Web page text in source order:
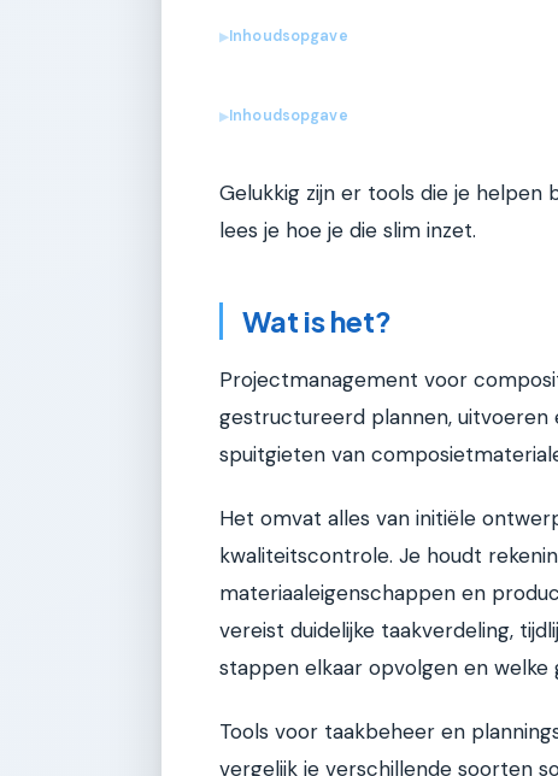
▶Inhoudsopgave
▶Inhoudsopgave
Gelukkig zijn er tools die je helpen
lees je hoe je die slim inzet.
Wat is het?
Projectmanagement voor
gestructureerd plannen,
spuitgieten van
Het omvat alles van initiële
kwaliteitscontrole. Je houdt
materiaaleigenschappen en
vereist duidelijke taakverdeling,
stappen elkaar opvolgen en welke
Tools voor taakbeheer en
vergelijk je verschillende soorten